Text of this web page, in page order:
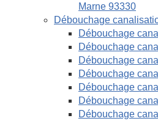
Marne 93330
Débouchage
Débouchage
Débouchage
Débouchage
Débouchage
Débouchage
Débouchage
Débouchage